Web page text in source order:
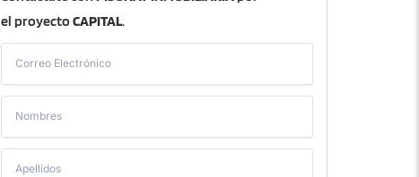
el proyecto CAPITAL.
Correo Electrónico
Nombres
Apellidos